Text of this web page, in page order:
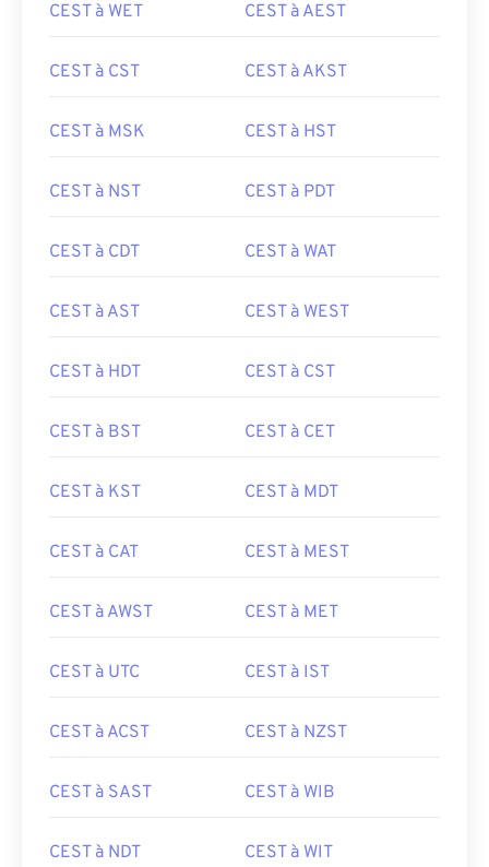
CEST à WET CEST à AEST
CEST à CST CEST à AKST
CEST à MSK CEST à HST
CEST à NST CEST à PDT
CEST à CDT CEST à WAT
CEST à AST CEST à WEST
CEST à HDT CEST à CST
CEST à BST CEST à CET
CEST à KST CEST à MDT
CEST à CAT CEST à MEST
CEST à AWST CEST à MET
CEST à UTC CEST à IST
CEST à ACST CEST à NZST
CEST à SAST CEST à WIB
CEST à NDT CEST à WIT